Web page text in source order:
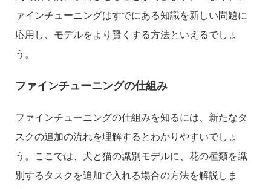
ァインチューニングはすでにある知識を新しい問題に
応用し、モデルをより賢くする方法といえるでしょ
う。
ファインチューニングの仕組み
ファインチューニングの仕組みを知るには、新たなタ
スクの追加の流れを理解するとわかりやすいでしょ
う。ここでは、犬と猫の識別モデルに、花の種類を識
別するタスクを追加で入れる場合の方法を解説しま